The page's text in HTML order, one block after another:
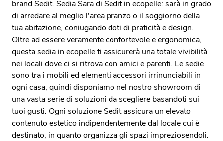
brand Sedit. Sedia Sara di Sedit in ecopelle: sarà in grado
di arredare al meglio l'area pranzo o il soggiorno della
tua abitazione, coniugando doti di praticità e design.
Oltre ad essere veramente confortevole e ergonomica,
questa sedia in ecopelle ti assicurerà una totale vivibilità
nei locali dove ci si ritrova con amici e parenti. Le sedie
sono tra i mobili ed elementi accessori irrinunciabili in
ogni casa, quindi disponiamo nel nostro showroom di
una vasta serie di soluzioni da scegliere basandoti sui
tuoi gusti. Ogni soluzione Sedit assicura un elevato
contenuto estetico indipendentemente dal locale cui è
destinato, in quanto organizza gli spazi impreziosendoli.